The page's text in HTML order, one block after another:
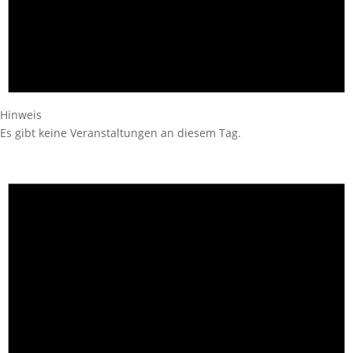
Hinweis
Es gibt keine Veranstaltungen an diesem Tag.